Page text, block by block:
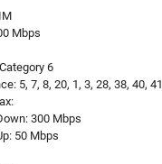
Mbps
6
5, 7, 8, 20, 1, 3, 28, 38, 40, 41
300 Mbps
50 Mbps